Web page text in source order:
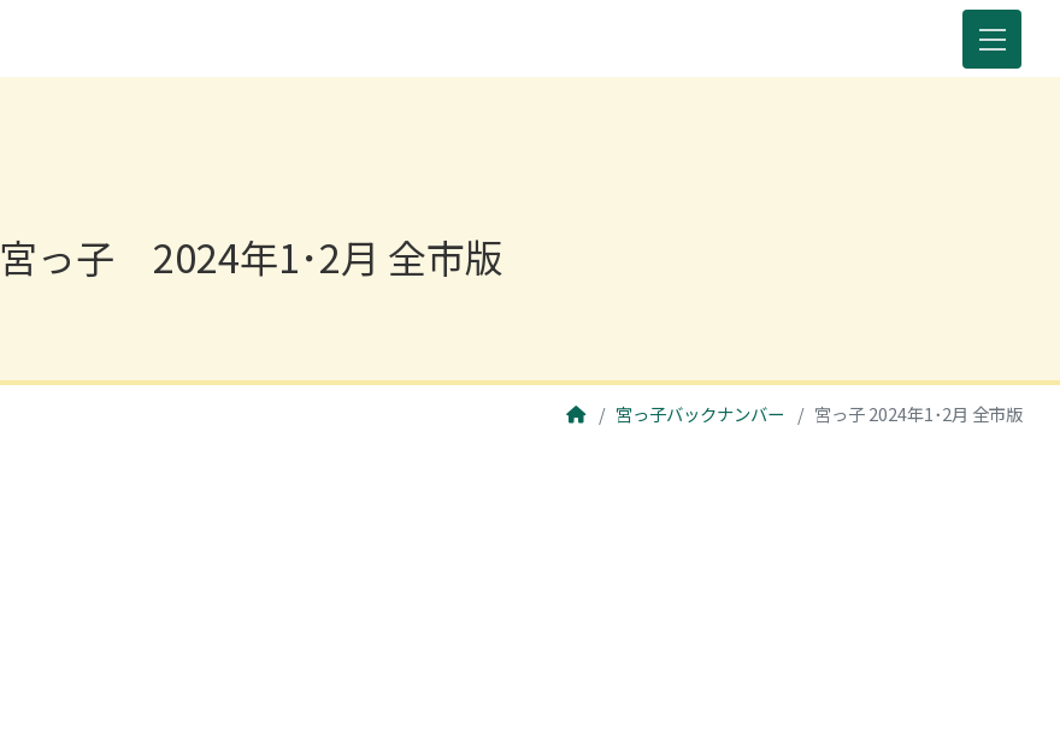
宮っ子 2024年1･2月 全市版
宮っ子バックナンバー 宮っ子 2024年1･2月 全市版